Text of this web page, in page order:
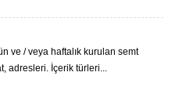
ve / veya haftalık kurulan semt
adresleri. İçerik türleri...